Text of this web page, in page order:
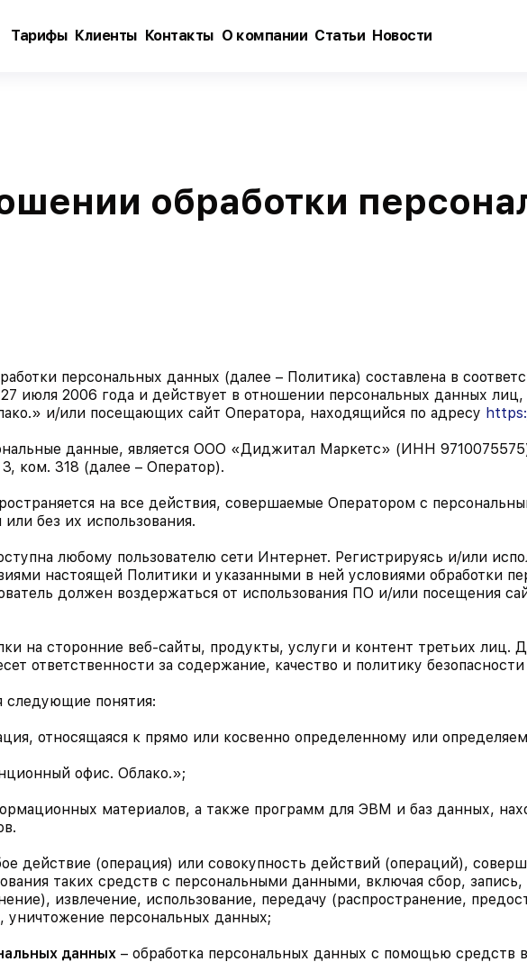
Тарифы Клиенты Контакты О компании Статьи Новости
обработки
персональных данных (далее – Политика) составлена в
июля 2006 года и действует в отношении персональных данных
и/или посещающих сайт Оператора, находящийся по адресу
данные, является ООО «Диджитал Маркетс» (ИНН
ком. 318 (далее – Оператор).
на все действия, совершаемые Оператором с
без их использования.
любому пользователю сети Интернет. Регистрируясь и/или
настоящей Политики и указанными в ней условиями обработки
должен воздержаться от использования ПО и/или посещения
на сторонние веб-сайты, продукты, услуги и контент третьих лиц.
ответственности за содержание, качество и политику
следующие понятия:
относящаяся к прямо или косвенно определенному или
офис. Облако.»;
материалов, а также программ для ЭВМ и баз данных,
действие (операция) или совокупность действий (операций),
таких средств с персональными данными, включая сбор,
извлечение, использование, передачу (распространение,
уничтожение персональных данных;
данных – обработка персональных данных с помощью средств